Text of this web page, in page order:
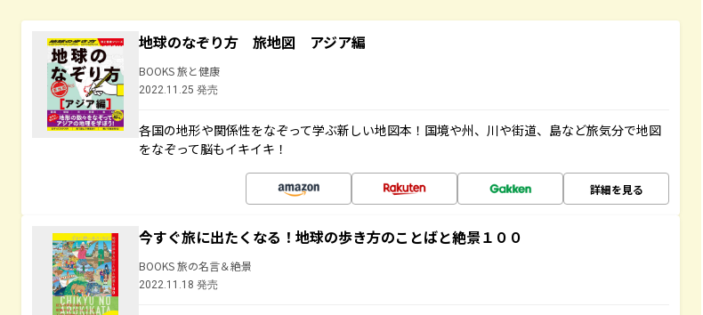
地球のなぞり方 旅地図 アジア編
BOOKS 旅と健康
2022.11.25 発売
各国の地形や関係性をなぞって学ぶ新しい地図本！国境や州、川や街道、島など旅気分で地図
をなぞって脳もイキイキ！
詳細を見る
今すぐ旅に出たくなる！地球の歩き方のことばと絶景１００
BOOKS 旅の名言＆絶景
2022.11.18 発売